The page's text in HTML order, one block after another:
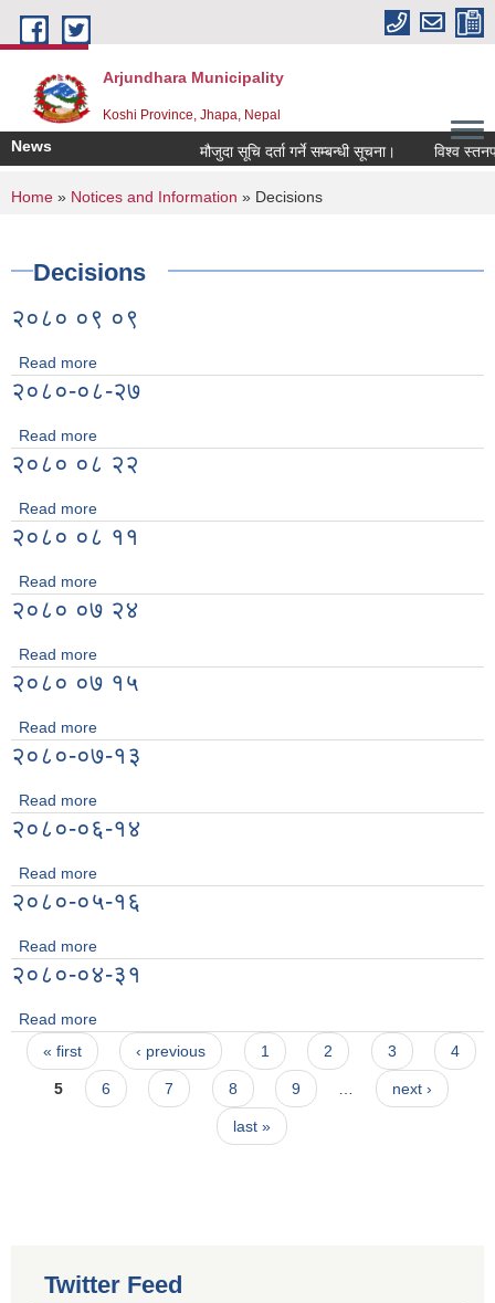
Skip to main content
Arjundhara Municipality
Koshi Province, Jhapa, Nepal
News मौजुदा सूचि दर्ता गर्ने सम्बन्धी सूचना। विश्व
You are here
Home » Notices and Information » Decisions
Decisions
२०८० ०९ ०९
Read more
२०८०-०८-२७
Read more
२०८० ०८ २२
Read more
२०८० ०८ ११
Read more
२०८० ०७ २४
Read more
२०८० ०७ १५
Read more
२०८०-०७-१३
Read more
२०८०-०६-१४
Read more
२०८०-०५-१६
Read more
२०८०-०४-३१
Read more
Pages
« first ‹ previous 1 2 3 4
5 6 7 8 9 … next ›
last »
Twitter Feed